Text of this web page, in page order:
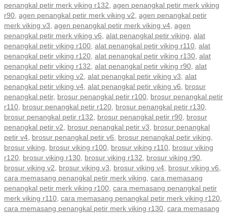
penangkal petir merk viking r132, agen penangkal petir merk viking
r90, agen penangkal petir merk viking v2, agen penangkal petir
merk viking v3, agen penangkal petir merk viking v4, agen
penangkal petir merk viking v6, alat penangkal petir viking, alat
penangkal petir viking r100, alat penangkal petir viking r110, alat
penangkal petir viking r120, alat penangkal petir viking r130, alat
penangkal petir viking r132, alat penangkal petir viking r90, alat
penangkal petir viking v2, alat penangkal petir viking v3, alat
penangkal petir viking v4, alat penangkal petir viking v6, brosur
penangkal petir, brosur penangkal petir r100, brosur penangkal petir
r110, brosur penangkal petir r120, brosur penangkal petir r130,
brosur penangkal petir r132, brosur penangkal petir r90, brosur
penangkal petir v2, brosur penangkal petir v3, brosur penangkal
petir v4, brosur penangkal petir v6, brosur penangkal petir viking,
brosur viking, brosur viking r100, brosur viking r110, brosur viking
r120, brosur viking r130, brosur viking r132, brosur viking r90,
brosur viking v2, brosur viking v3, brosur viking v4, brosur viking v6,
cara memasang penangkal petir merk viking, cara memasang
penangkal petir merk viking r100, cara memasang penangkal petir
merk viking r110, cara memasang penangkal petir merk viking r120,
cara memasang penangkal petir merk viking r130, cara memasang